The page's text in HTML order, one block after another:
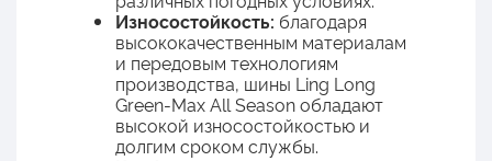
Износостойкость: благодаря
высококачественным материалам
и передовым технологиям
производства, шины Ling Long
Green-Max All Season обладают
высокой износостойкостью и
долгим сроком службы.